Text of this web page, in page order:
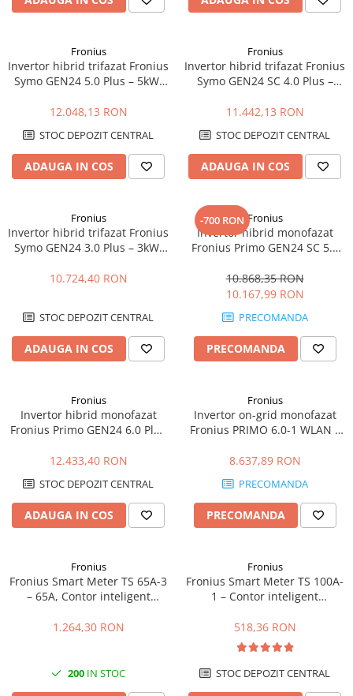
Fronius
Invertor hibrid trifazat Fronius
Symo GEN24 5.0 Plus – 5kW,
12.048,13 RON
STOC DEPOZIT CENTRAL
ADAUGA IN COS
Fronius
Invertor hibrid trifazat Fronius
Symo GEN24 SC 4.0 Plus –
98.1%
11.442,13 RON
STOC DEPOZIT CENTRAL
ADAUGA IN COS
Fronius
Invertor hibrid trifazat Fronius
Symo GEN24 3.0 Plus – 3kW,
ridicata
10.724,40 RON
STOC DEPOZIT CENTRAL
ADAUGA IN COS
-700 RON Fronius
Invertor hibrid monofazat
Fronius Primo GEN24 SC 5.0
Eficienta 98.2%
10.868,35 RON
10.167,99 RON
PRECOMANDA
PRECOMANDA
Fronius
Invertor hibrid monofazat
Fronius Primo GEN24 6.0 Plus
12.433,40 RON
STOC DEPOZIT CENTRAL
ADAUGA IN COS
Fronius
Invertor on-grid monofazat
Fronius PRIMO 6.0-1 WLAN –
97.8%
8.637,89 RON
PRECOMANDA
PRECOMANDA
Fronius
Fronius Smart Meter TS 65A-3
– 65A, Contor inteligent
bidirectionala, RS485
1.264,30 RON
200 IN STOC
Fronius
Fronius Smart Meter TS 100A-
1 – Contor inteligent
bidirectionala, RS485
518,36 RON
STOC DEPOZIT CENTRAL